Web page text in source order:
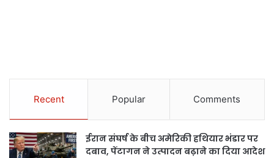
Recent Popular Comments
ईरान संघर्ष के बीच अमेरिकी हथियार भंडार पर
दबाव, पेंटागन ने उत्पादन बढ़ाने का दिया आदेश